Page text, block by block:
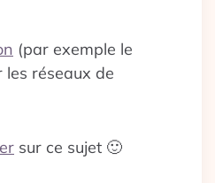
(par exemple le
les réseaux de
sur ce sujet 🙂